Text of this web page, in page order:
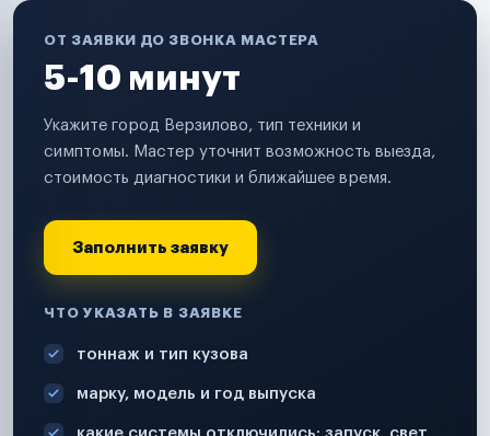
ОТ ЗАЯВКИ ДО ЗВОНКА МАСТЕРА
5-10 минут
Укажите город Верзилово, тип техники и
симптомы. Мастер уточнит возможность выезда,
стоимость диагностики и ближайшее время.
Заполнить заявку
ЧТО УКАЗАТЬ В ЗАЯВКЕ
тоннаж и тип кузова
марку, модель и год выпуска